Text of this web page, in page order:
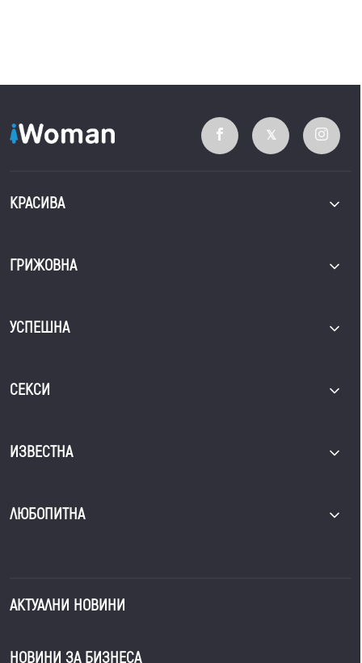
КРАСИВА
ГРИЖОВНА
УСПЕШНА
СЕКСИ
ИЗВЕСТНА
ЛЮБОПИТНА
АКТУАЛНИ НОВИНИ
НОВИНИ ЗА БИЗНЕСА